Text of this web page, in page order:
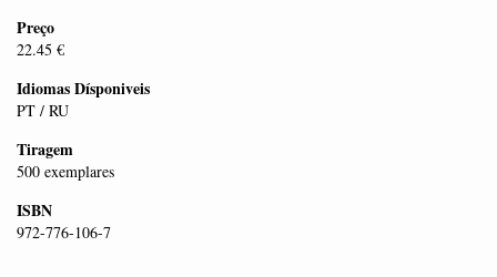
Preço
22.45 €
Idiomas Dísponiveis
PT / RU
Tiragem
500 exemplares
ISBN
972-776-106-7